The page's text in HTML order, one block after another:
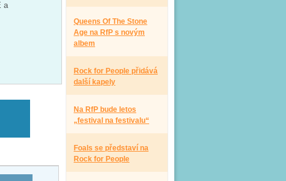
a
Queens Of The Stone
Age na RfP s novým
albem
Rock for People přidává
další kapely
Na RfP bude letos
„festival na festivalu“
Foals se představí na
Rock for People